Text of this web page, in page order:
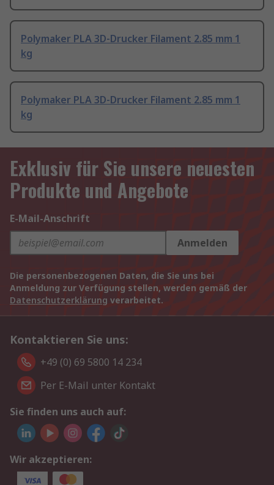
Polymaker PLA 3D-Drucker Filament 2.85 mm 1
kg
Polymaker PLA 3D-Drucker Filament 2.85 mm 1
kg
Exklusiv für Sie unsere neuesten
Produkte und Angebote
E-Mail-Anschrift
Anmelden
Die personenbezogenen Daten, die Sie uns bei
Anmeldung zur Verfügung stellen, werden gemäß der
Datenschutzerklärung verarbeitet.
Kontaktieren Sie uns:
+49 (0) 69 5800 14 234
Per E-Mail unter Kontakt
Sie finden uns auch auf:
Wir akzeptieren: